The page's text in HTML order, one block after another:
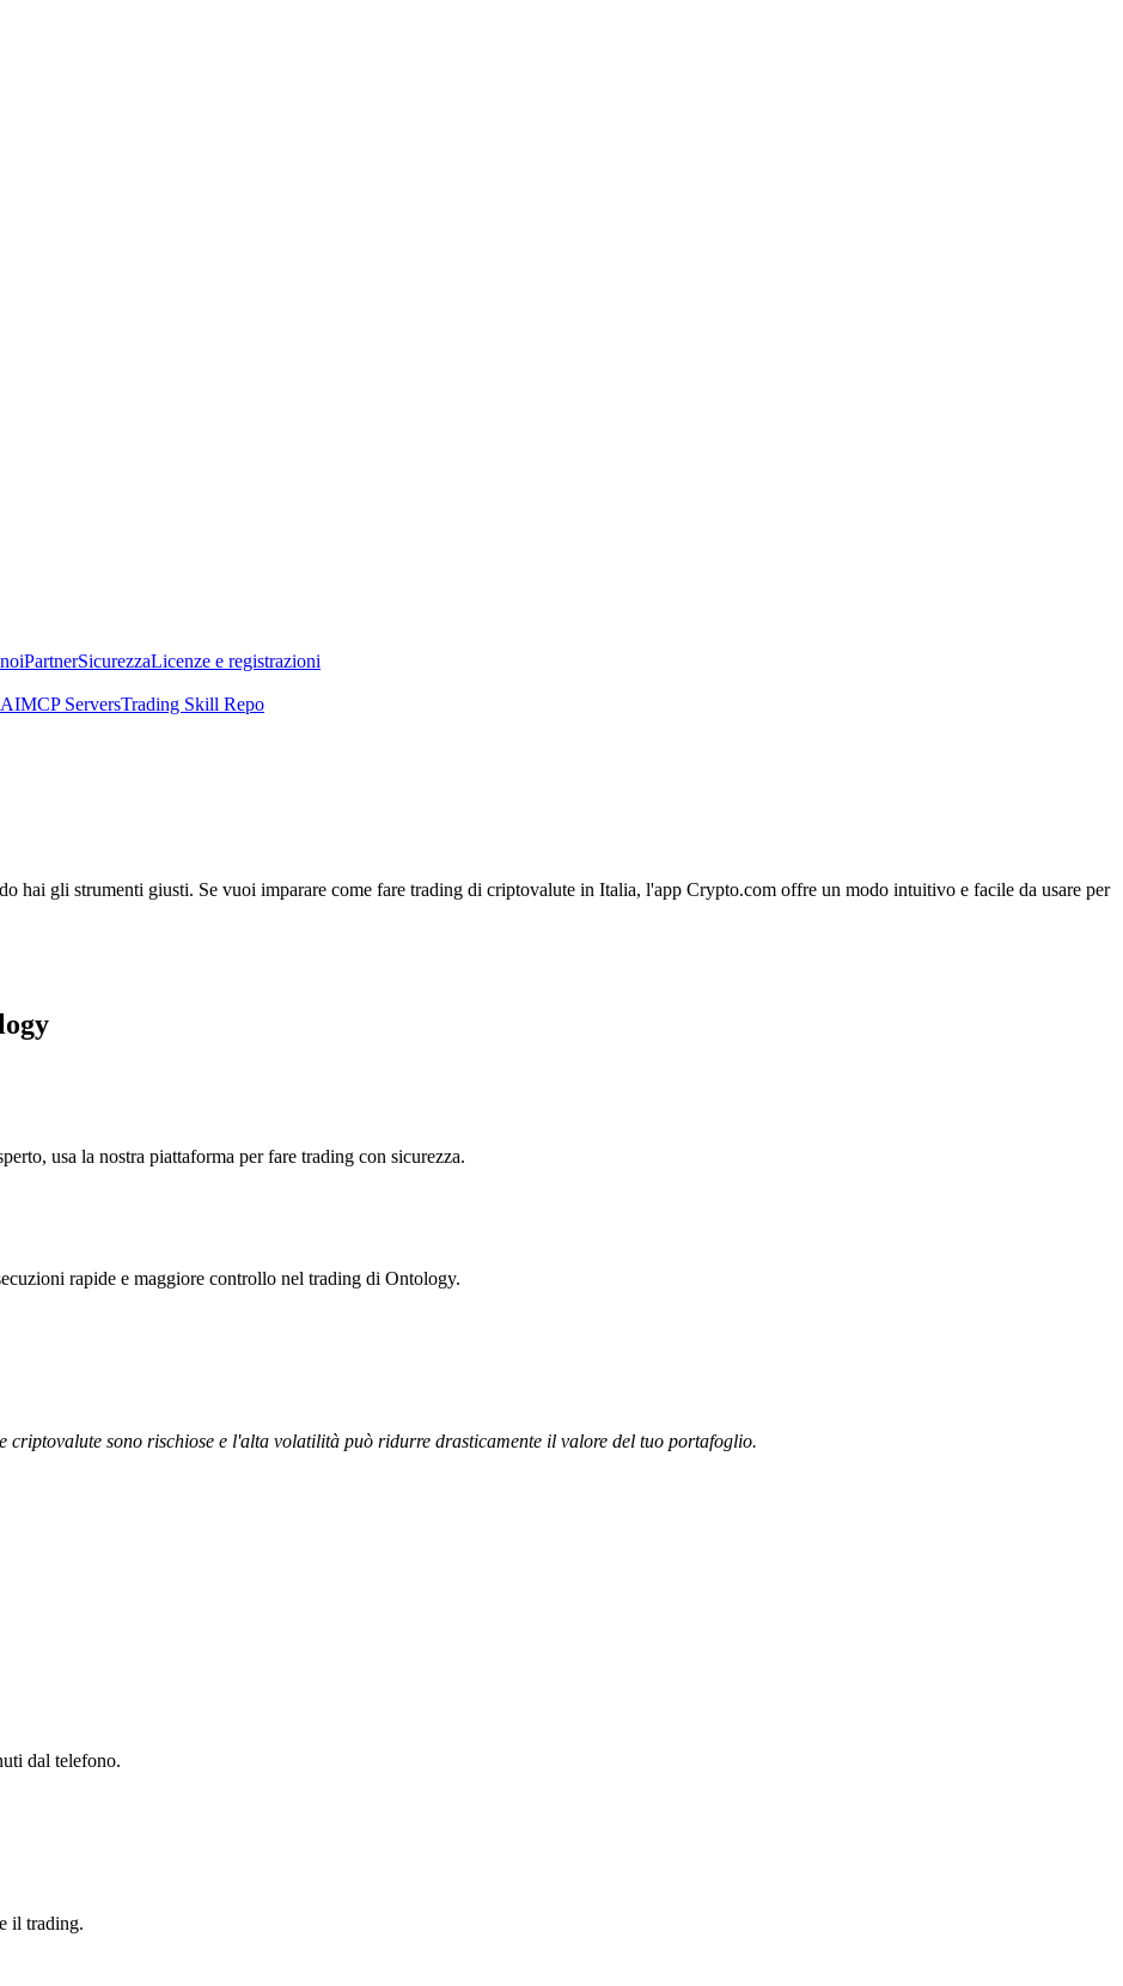
PartnerSicurezzaLicenze e registrazioni
AIMCP ServersTrading Skill Repo
hai gli strumenti giusti. Se vuoi imparare come fare trading di criptovalute in Italia, l'app Crypto.com offre un modo intuitivo e facile da usare per
usa la nostra piattaforma per fare trading con sicurezza.
rapide e maggiore controllo nel trading di Ontology.
criptovalute sono rischiose e l'alta volatilità può ridurre drasticamente il valore del tuo portafoglio.
dal telefono.
il trading.